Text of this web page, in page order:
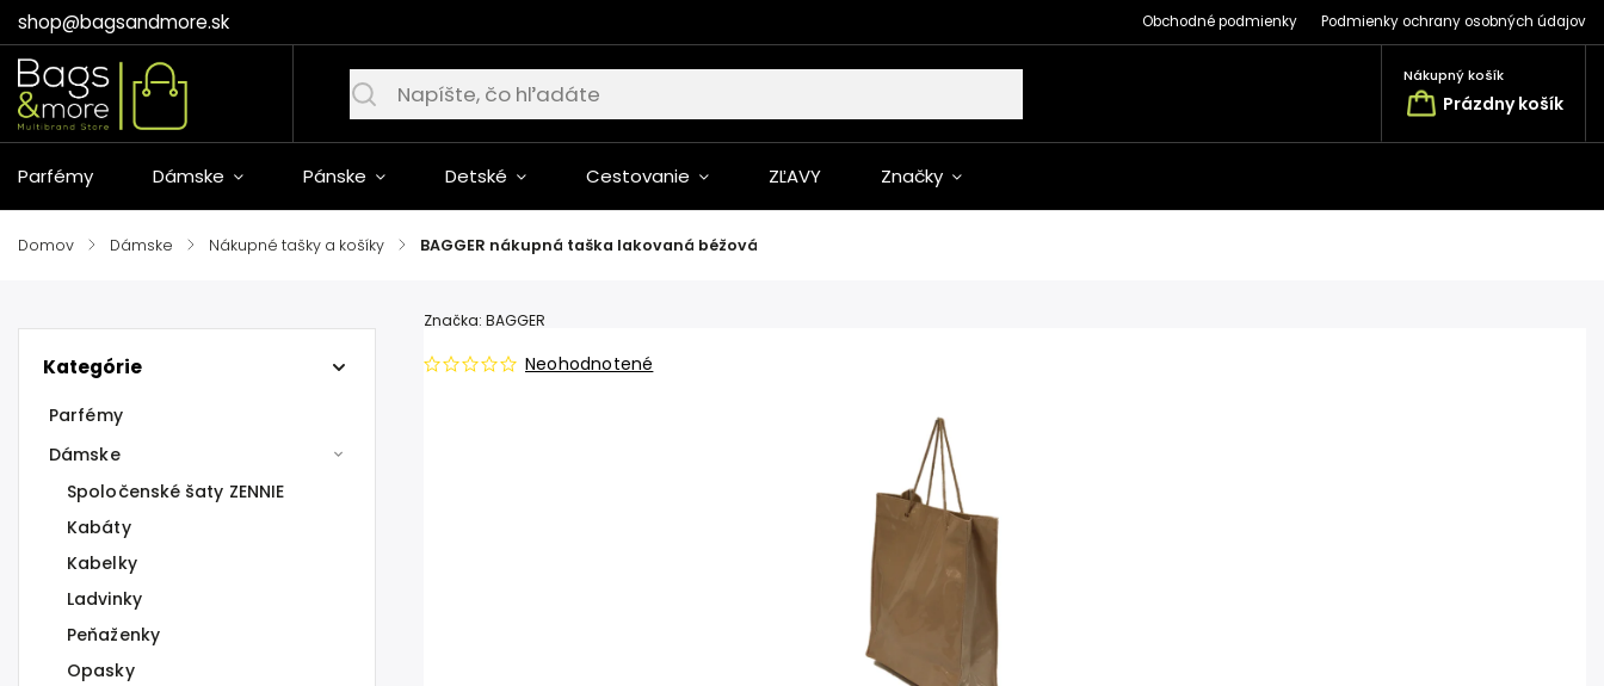
shop@bagsandmore.sk Obchodné podmienky Podmienky ochrany osobných údajov
Nákupný košík
Prázdny košík
Parfémy Dámske Pánske Detské Cestovanie ZĽAVY Značky
Domov / Dámske / Nákupné tašky a košíky / BAGGER nákupná taška lakovaná béžová
Kategórie
Parfémy
Dámske
Spoločenské šaty ZENNIE
Kabáty
Kabelky
Ladvinky
Peňaženky
Opasky
Neohodnotené
Značka: BAGGER